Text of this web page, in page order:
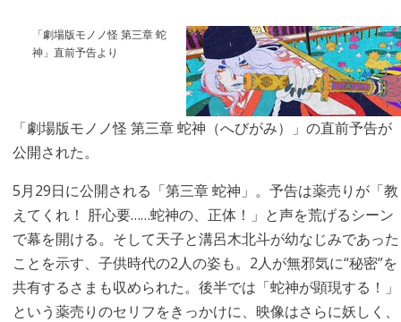
「劇場版モノノ怪 第三章 蛇
神」直前予告より
「劇場版モノノ怪 第三章 蛇神（へびがみ）」の直前予告が
公開された。
5月29日に公開される「第三章 蛇神」。予告は薬売りが「教
えてくれ！ 肝心要……蛇神の、正体！」と声を荒げるシーン
で幕を開ける。そして天子と溝呂木北斗が幼なじみであった
ことを示す、子供時代の2人の姿も。2人が無邪気に“秘密”を
共有するさまも収められた。後半では「蛇神が顕現する！」
という薬売りのセリフをきっかけに、映像はさらに妖しく、